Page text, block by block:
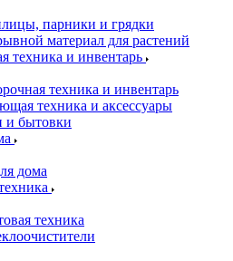
парники и грядки
материал для растений
техника и инвентарь
техника и инвентарь
техника и аксессуары
и бытовки
дома
техника